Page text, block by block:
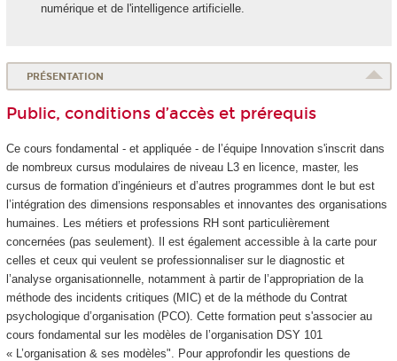
numérique et de l'intelligence artificielle.
PRÉSENTATION
Public, conditions d’accès et prérequis
Ce cours fondamental - et appliquée - de l’équipe Innovation s'inscrit dans
de nombreux cursus modulaires de niveau L3 en licence, master, les
cursus de formation d’ingénieurs et d’autres programmes dont le but est
l’intégration des dimensions responsables et innovantes des organisations
humaines. Les métiers et professions RH sont particulièrement
concernées (pas seulement). Il est également accessible à la carte pour
celles et ceux qui veulent se professionnaliser sur le diagnostic et
l’analyse organisationnelle, notamment à partir de l’appropriation de la
méthode des incidents critiques (MIC) et de la méthode du Contrat
psychologique d’organisation (PCO). Cette formation peut s'associer au
cours fondamental sur les modèles de l’organisation DSY 101
« L’organisation & ses modèles". Pour approfondir les questions de